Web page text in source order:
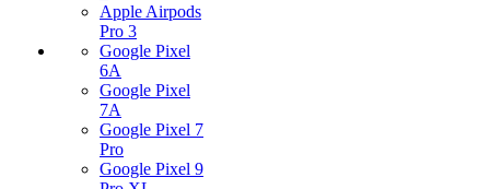
Apple Airpods
Pro 3
Google Pixel
6A
Google Pixel
7А
Google Pixel 7
Pro
Google Pixel 9